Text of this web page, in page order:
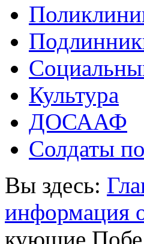
Культура
ДОСААФ
Солдаты
Вы здесь:
информация
кующие